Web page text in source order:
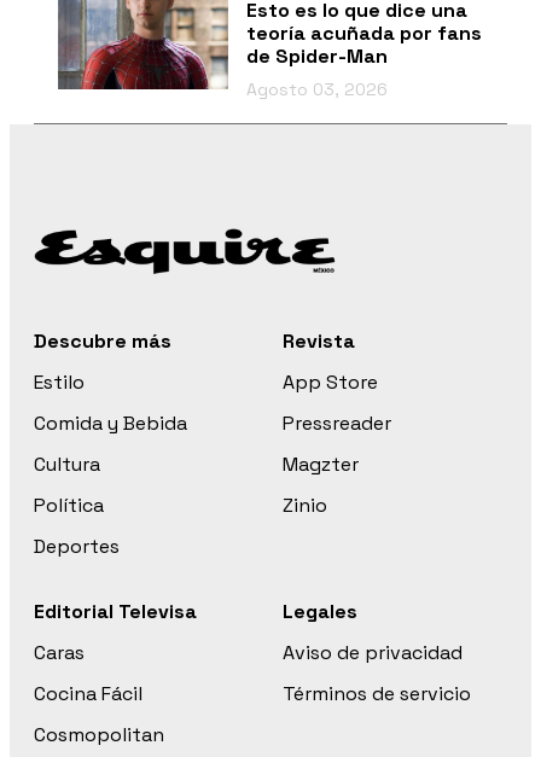
Esto es lo que dice una
teoría acuñada por fans
de Spider-Man
Agosto 03, 2026
Descubre más
Estilo
Comida y Bebida
Cultura
Política
Deportes
Revista
App Store
Pressreader
Magzter
Zinio
Editorial Televisa
Caras
Cocina Fácil
Cosmopolitan
Legales
Aviso de privacidad
Términos de servicio